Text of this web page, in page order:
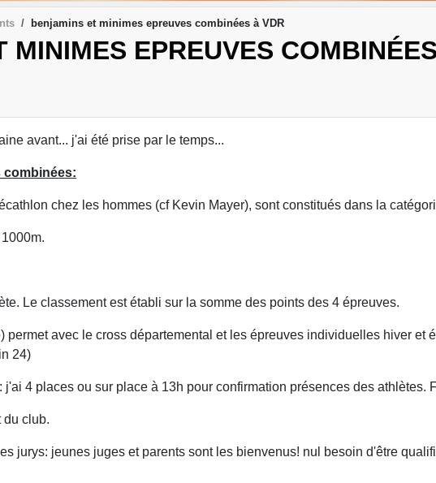
benjamins et minimes epreuves combinées à VDR
MINIMES EPREUVES
avant... j'ai été prise par le temps...
combinées:
chez les hommes (cf Kevin Mayer), sont constitués dans la
Le classement est établi sur la somme des points des 4 épreuves.
avec le cross départemental et les épreuves individuelles hiver et
24)
4 places ou sur place à 13h pour confirmation présences des athlètes.
du club.
jurys: jeunes juges et parents sont les bienvenus! nul besoin d'être